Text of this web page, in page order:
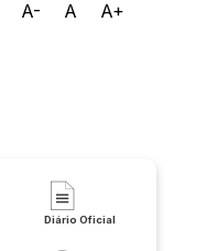
A- A A+
Diário Oficial